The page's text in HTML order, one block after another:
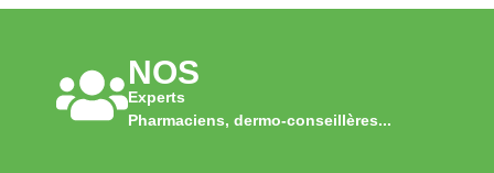
NOS
Experts
Pharmaciens, dermo-conseillères...